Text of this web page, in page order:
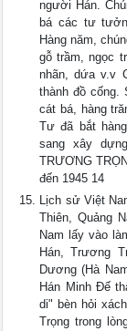
người Hán.
bá các tư
Hàng năm,
gỗ trầm, ngọc
nhãn, dứa v.v
thành đồ cống.
cát bá, hàng
Tư đã bắt
sang xây
TRƯƠNG
đến 1945 14
Lịch sử Việt
Thiên, Quảng
Nam lấy vào
Hán, Trương
Dương (Hà
Hán Minh Đế
di" bèn hỏi
Trọng trong